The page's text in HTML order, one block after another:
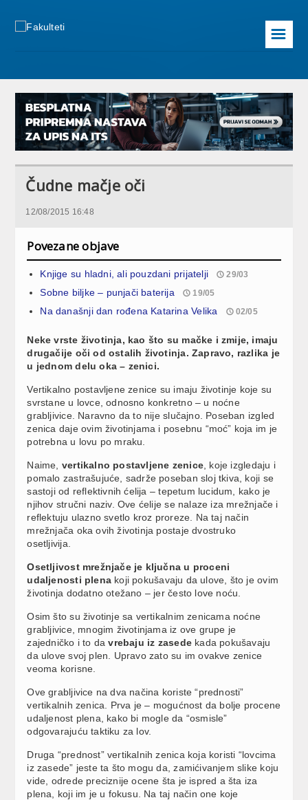
☰
Čudne mačje oči
12/08/2015 16:48
Povezane objave
Knjige su hladni, ali pouzdani prijatelji 29/03
Sobne biljke – punjači baterija 19/05
Na današnji dan rođena Katarina Velika 02/05
Neke vrste životinja, kao što su mačke i zmije, imaju
drugačije oči od ostalih životinja. Zapravo, razlika je
u jednom delu oka – zenici.
Vertikalno postavljene zenice su imaju životinje koje su
svrstane u lovce, odnosno konkretno – u noćne
grabljivice. Naravno da to nije slučajno. Poseban izgled
zenica daje ovim životinjama i posebnu “moć” koja im je
potrebna u lovu po mraku.
Naime, vertikalno postavljene zenice, koje izgledaju i
pomalo zastrašujuće, sadrže poseban sloj tkiva, koji se
sastoji od reflektivnih ćelija – tepetum lucidum, kako je
njihov stručni naziv. Ove ćelije se nalaze iza mrežnjače i
reflektuju ulazno svetlo kroz proreze. Na taj način
mrežnjača oka ovih životinja postaje dvostruko
osetljivija.
Osetljivost mrežnjače je ključna u proceni
udaljenosti plenakoji pokušavaju da ulove, što je ovim
životinja dodatno otežano – jer često love noću.
Osim što su životinje sa vertikalnim zenicama noćne
grabljivice, mnogim životinjama iz ove grupe je
zajedničko i to da vrebaju iz zasedekada pokušavaju
da ulove svoj plen. Upravo zato su im ovakve zenice
veoma korisne.
Ove grabljivice na dva načina koriste “prednosti”
vertikalnih zenica. Prva je – mogućnost da bolje procene
udaljenost plena, kako bi mogle da “osmisle”
odgovarajuću taktiku za lov.
Druga “prednost” vertikalnih zenica koja koristi “lovcima
iz zasede” jeste ta što mogu da, zamićivanjem slike koju
vide, odrede preciznije ocene šta je ispred a šta iza
plena, koji im je u fokusu. Na taj način one koje